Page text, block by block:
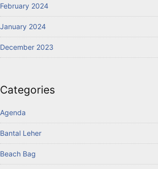
February 2024
January 2024
December 2023
Categories
Agenda
Bantal Leher
Beach Bag